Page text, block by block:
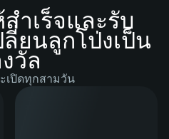
ำเร็จและรับ
ยนลูกโป่งเป็น
วัล
เปิดทุกสามวัน